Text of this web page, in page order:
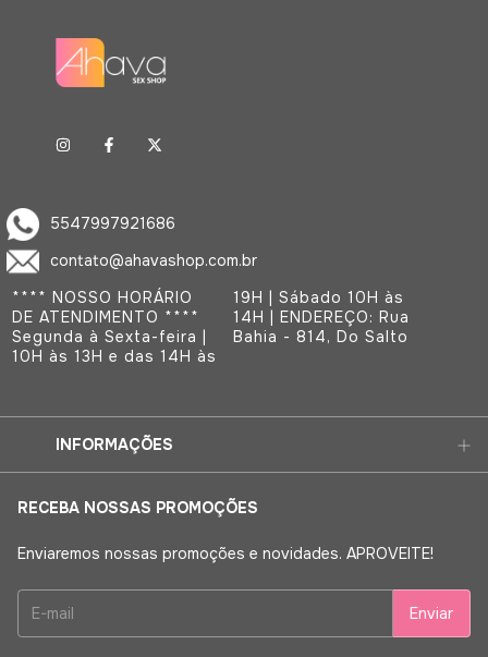
5547997921686
contato@ahavashop.com.br
**** NOSSO HORÁRIO
DE ATENDIMENTO ****
Segunda à Sexta-feira |
10H às 13H e das 14H às
19H | Sábado 10H às
14H | ENDEREÇO: Rua
Bahia - 814, Do Salto
INFORMAÇÕES
RECEBA NOSSAS PROMOÇÕES
Enviaremos nossas promoções e novidades. APROVEITE!